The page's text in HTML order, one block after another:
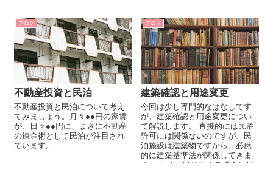
トも無視できません。開業当初
は意識していなくても１年経過
すると嫌でも認識させられま
す。
ブログ
不動産投資と民泊
不動産投資と民泊について考え
てみましょう。月々●●円の家賃
が、日々●●円に、まさに不動産
の錬金術として民泊が注目され
ています。
ブログ
建築確認と用途変更
今回は少し専門的なはなしです
が、建築確認と用途変更につい
て解説します。 直接的には民泊
許可には関係ないのですが、民
泊施設は建築物ですから、必然
的に建築基準法が関係してきま
す。 よく、民泊をする場合に用